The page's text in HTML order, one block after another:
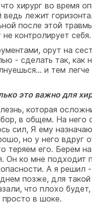
хирург во время
лежит
после этой
контролирует себя.
орут на
- сделать так, как
и тем
это важно для
которая
в общем. На него
сил, Я ему
но у него вдруг
теряем его. Берем
Он ко мне
А я
позже, для такой
что плохо будет,
просто в шоке.